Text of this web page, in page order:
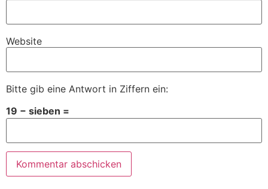
Website
Bitte gib eine Antwort in Ziffern ein:
19 − sieben =